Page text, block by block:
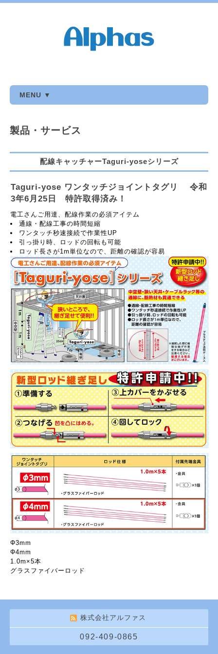
MENU ▼
製品・サービス
配線キャッチャーTaguri-yoseシリーズ
Taguri-yose ワンタッチジョイントタグリ 令和
3年6月25日 特許取得済み！
電工さんご用達、配線作業の必須アイテム
通線・配線工事の時間短縮
ワンタッチ秒速接続で作業性UP
引っ掛り時、ロッドの回転も可能
ロッド長さが1m単位なので、距離の確認が容易
Φ3mm
Φ4mm
1.0m×5本
グラスファイバーロッド
株式会社アルファス
092-409-0865